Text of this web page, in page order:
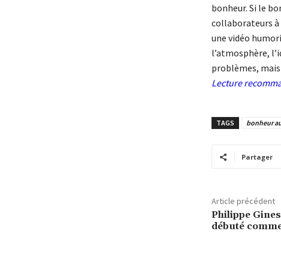
bonheur. Si le
collaborateurs à
une vidéo
l’atmosphère,
problèmes, mais
Lecture
TAGS bonheur
Partager
Article précédent
Philippe
débuté